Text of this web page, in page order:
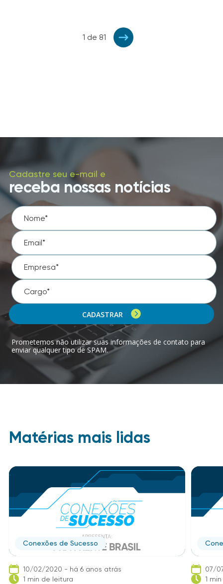
1 de 81
Cadastre seu e-mail e
receba nossas notícias
CADASTRAR
Prometemos não utilizar suas informações de contato para
enviar qualquer tipo de SPAM.
Matérias mais lidas
Conexões de Sucesso
10/02/2020 - há 6 anos atrás
1 min de leitura
07/
1